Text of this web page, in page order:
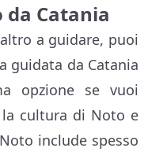
Catania
a guidare, puoi
guidata da Catania
opzione se vuoi
cultura di Noto e
include spesso